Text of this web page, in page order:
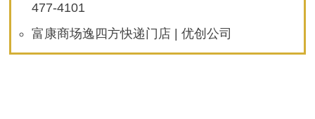
477-4101
富康商场逸四方快递门店 | 优创公司